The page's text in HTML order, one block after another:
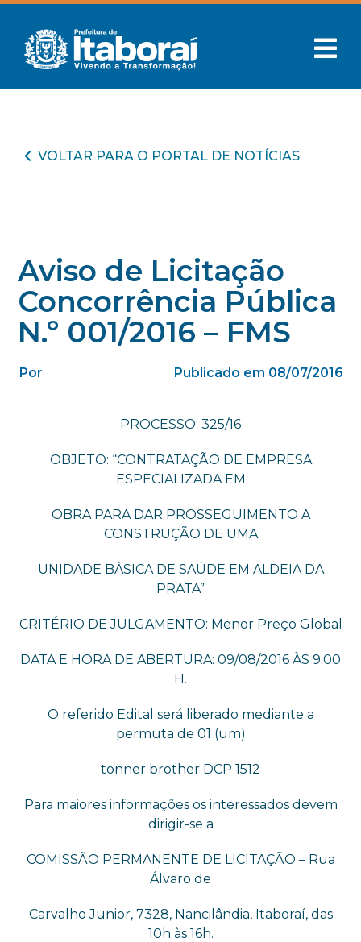
VOLTAR PARA O PORTAL DE NOTÍCIAS
Aviso de Licitação
Concorrência Pública
N.º 001/2016 – FMS
Por Publicado em 08/07/2016
PROCESSO: 325/16
OBJETO: “CONTRATAÇÃO DE EMPRESA
ESPECIALIZADA EM
OBRA PARA DAR PROSSEGUIMENTO A
CONSTRUÇÃO DE UMA
UNIDADE BÁSICA DE SAÚDE EM ALDEIA DA
PRATA”
CRITÉRIO DE JULGAMENTO: Menor Preço Global
DATA E HORA DE ABERTURA: 09/08/2016 ÀS 9:00
H.
O referido Edital será liberado mediante a
permuta de 01 (um)
tonner brother DCP 1512
Para maiores informações os interessados devem
dirigir-se a
COMISSÃO PERMANENTE DE LICITAÇÃO – Rua
Álvaro de
Carvalho Junior, 7328, Nancilândia, Itaboraí, das
10h às 16h.